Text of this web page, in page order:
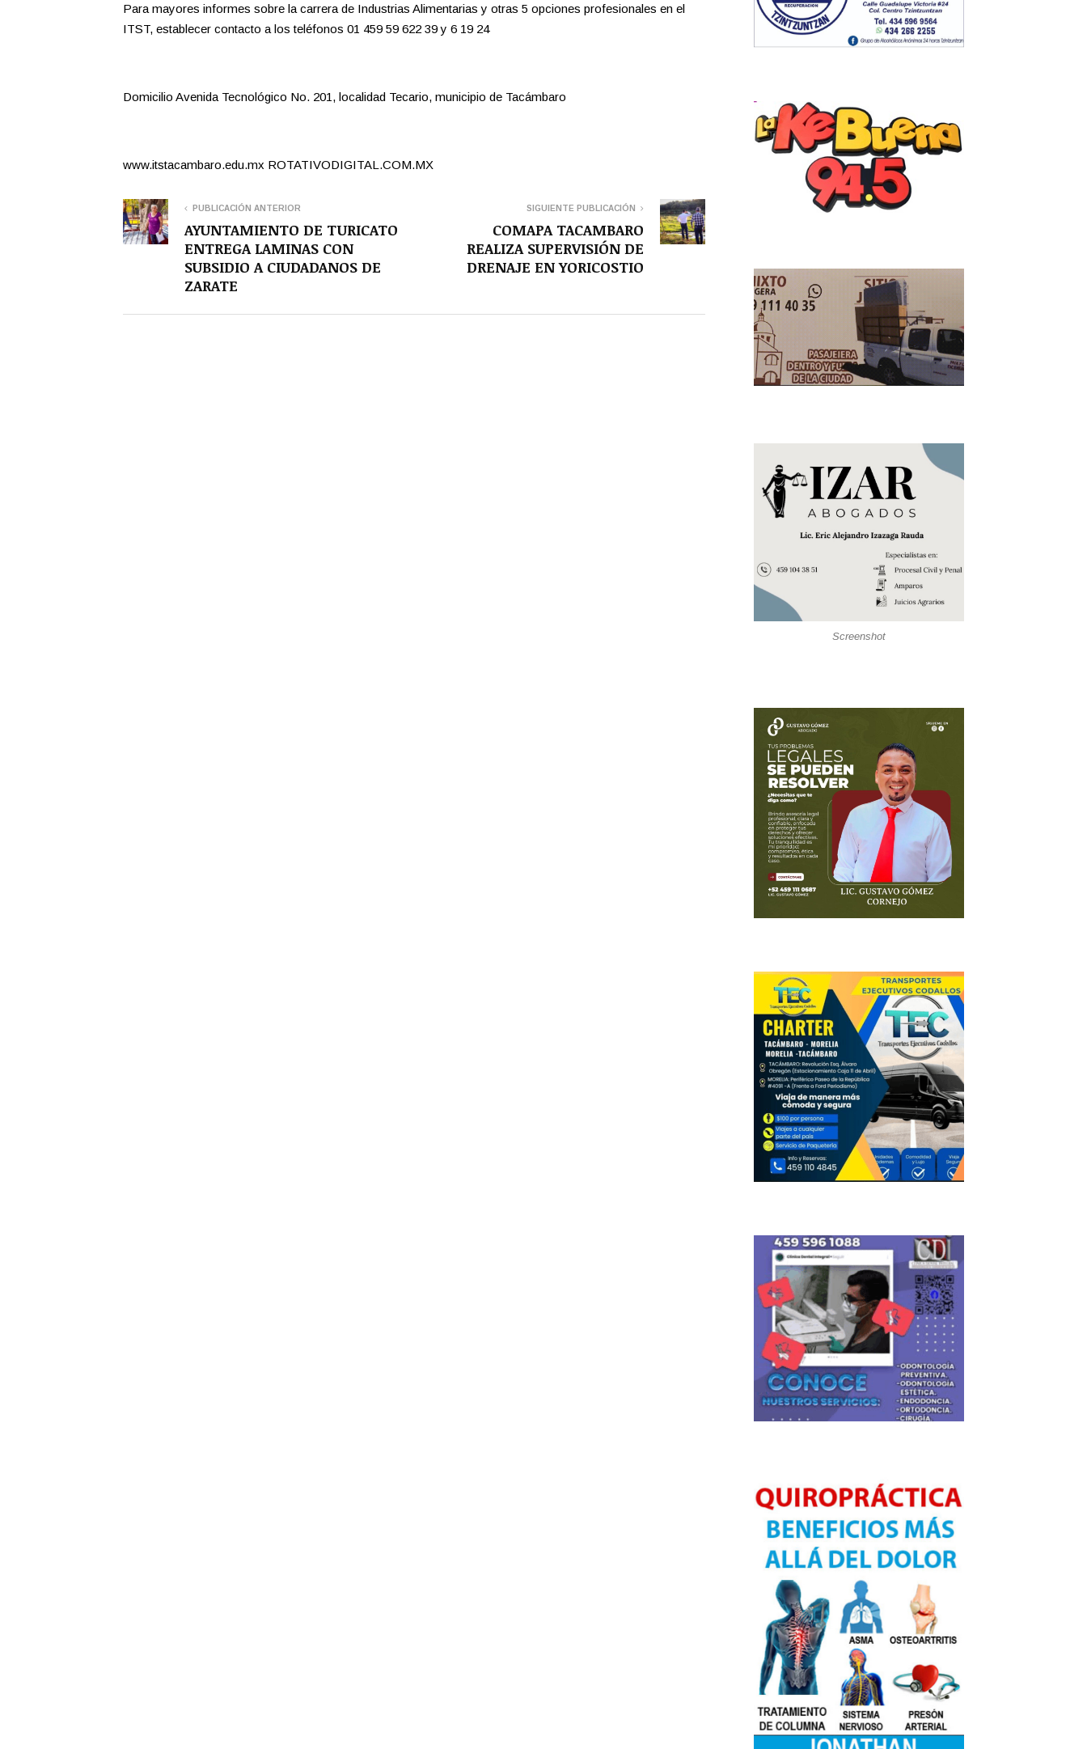
Para mayores informes sobre la carrera de Industrias Alimentarias y otras 5 opciones profesionales en el
ITST, establecer contacto a los teléfonos 01 459 59 622 39 y 6 19 24
Domicilio Avenida Tecnológico No. 201, localidad Tecario, municipio de Tacámbaro
www.itstacambaro.edu.mx ROTATIVODIGITAL.COM.MX
PUBLICACIÓN ANTERIOR
AYUNTAMIENTO DE TURICATO
ENTREGA LAMINAS CON
SUBSIDIO A CIUDADANOS DE
ZARATE
SIGUIENTE PUBLICACIÓN
COMAPA TACAMBARO
REALIZA SUPERVISIÓN DE
DRENAJE EN YORICOSTIO
Screenshot